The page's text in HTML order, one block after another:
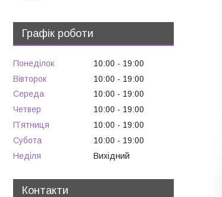
Графік роботи
Понеділок 10:00
19:00
Вівторок
10:00
19:00
Середа
10:00
19:00
Четвер
10:00
19:00
Пʼятниця
10:00
19:00
Субота
10:00
19:00
Неділя
Вихідний
Контакти